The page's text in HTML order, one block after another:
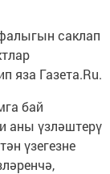
саклап
яза Газета.Ru.
бай
аны үзләштерү
үзегезне